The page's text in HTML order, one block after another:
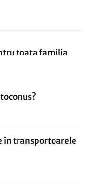
toata familia
în transportoarele